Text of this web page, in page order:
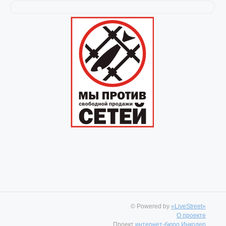
© Powered by «LiveStreet»
О проекте
Проект интернет-бюро Инкодер